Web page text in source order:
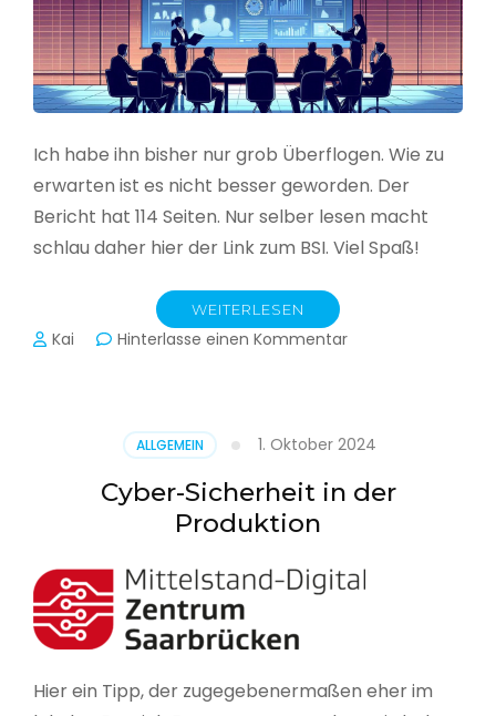
Ich habe ihn bisher nur grob Überflogen. Wie zu
erwarten ist es nicht besser geworden. Der
Bericht hat 114 Seiten. Nur selber lesen macht
schlau daher hier der Link zum BSI. Viel Spaß!
WEITERLESEN
Kai Hinterlasse einen Kommentarzu
seinen
Lagebericht
zur
in
Deutschland
ALLGEMEIN 1. Oktober 2024
Cyber-Sicherheit in der
Produktion
Hier ein Tipp, der zugegebenermaßen eher im